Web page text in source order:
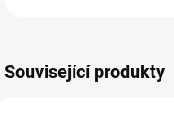
Související produkty